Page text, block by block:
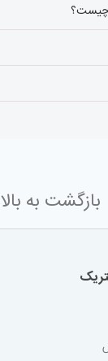
چیست؟
بازگشت به بالا